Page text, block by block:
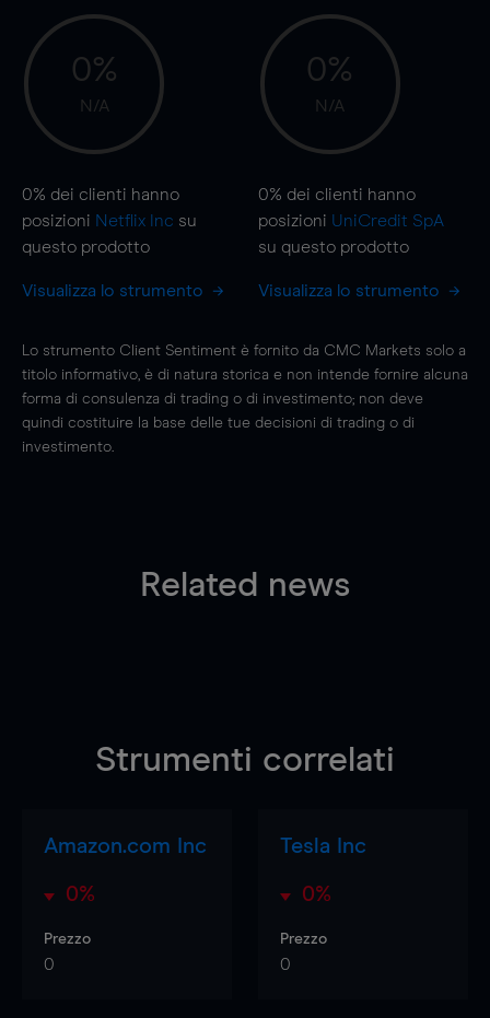
0%
N/A
0% dei clienti hanno
posizioni Netflix Inc su
questo prodotto
Visualizza lo strumento
0%
N/A
0% dei clienti hanno
posizioni UniCredit SpA
su questo prodotto
Visualizza lo strumento
Lo strumento Client Sentiment è fornito da CMC Markets solo a
titolo informativo, è di natura storica e non intende fornire alcuna
forma di consulenza di trading o di investimento; non deve
quindi costituire la base delle tue decisioni di trading o di
investimento.
Related news
Strumenti correlati
Amazon.com Inc
0%
Prezzo
0
Tesla Inc
0%
Prezzo
0